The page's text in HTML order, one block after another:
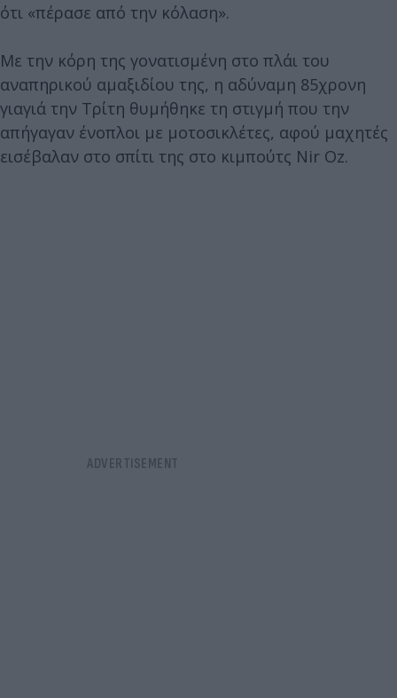
ότι «πέρασε από την κόλαση».
Με την κόρη της γονατισμένη στο πλάι του
αναπηρικού αμαξιδίου της, η αδύναμη 85χρονη
γιαγιά την Τρίτη θυμήθηκε τη στιγμή που την
απήγαγαν ένοπλοι με μοτοσικλέτες, αφού μαχητές
εισέβαλαν στο σπίτι της στο κιμπούτς Nir Oz.